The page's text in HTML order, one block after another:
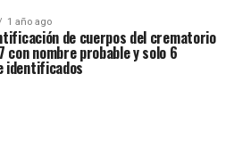
1 año ago
de cuerpos del crematorio
con nombre probable y solo 6
identificados